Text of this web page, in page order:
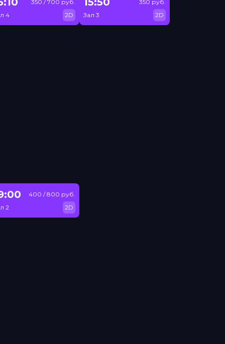
4
350 / 700 руб.
2D
Зал 3
350 руб.
2D
2
400 / 800 руб.
2D